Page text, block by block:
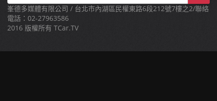
峯德多媒體有限公司 / 台北市內湖區民權東路6段212號7樓之2/聯絡
電話：02-27963586
2016 版權所有 TCar.TV